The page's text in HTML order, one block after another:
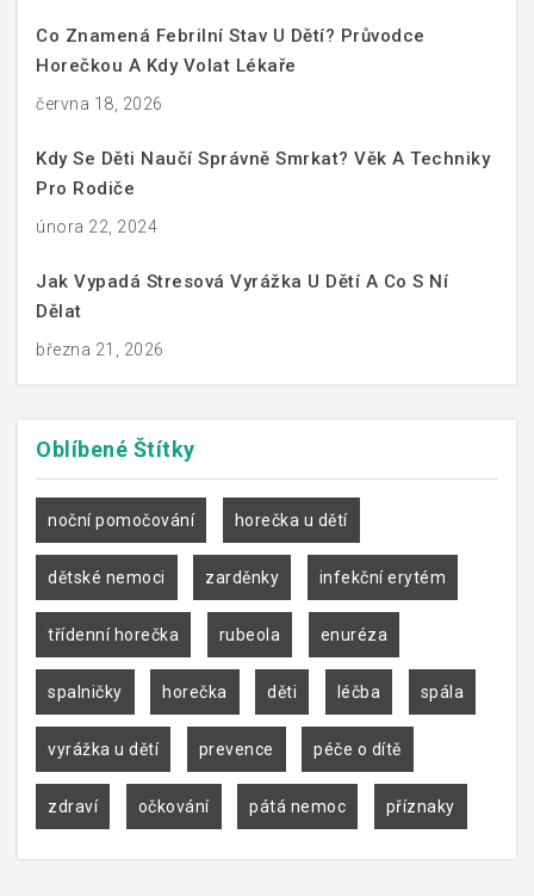
Co Znamená Febrilní Stav U Dětí? Průvodce
Horečkou A Kdy Volat Lékaře
června 18, 2026
Kdy Se Děti Naučí Správně Smrkat? Věk A Techniky
Pro Rodiče
února 22, 2024
Jak Vypadá Stresová Vyrážka U Dětí A Co S Ní
Dělat
března 21, 2026
Oblíbené Štítky
noční pomočování horečka u dětí
dětské nemoci zarděnky infekční erytém
třídenní horečka rubeola enuréza
spalničky horečka děti léčba spála
vyrážka u dětí prevence péče o dítě
zdraví očkování pátá nemoc příznaky